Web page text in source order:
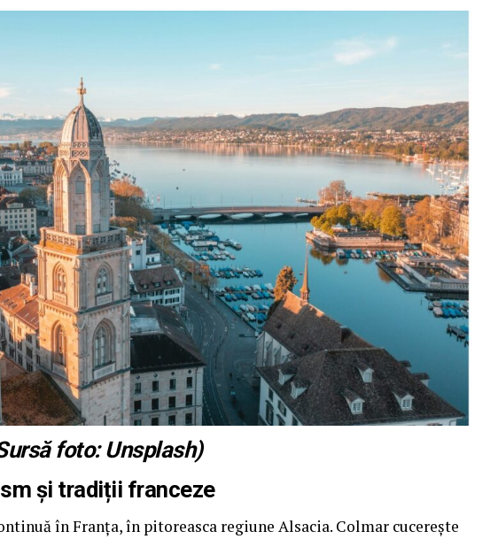
foto: Unsplash)
și tradiții franceze
în Franța, în pitoreasca regiune Alsacia. Colmar cucerește